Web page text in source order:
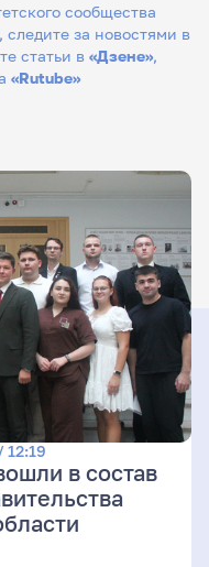
сообщества
следите за новостями в
статьи в «Дзене»,
«Rutube»
12:19
в состав